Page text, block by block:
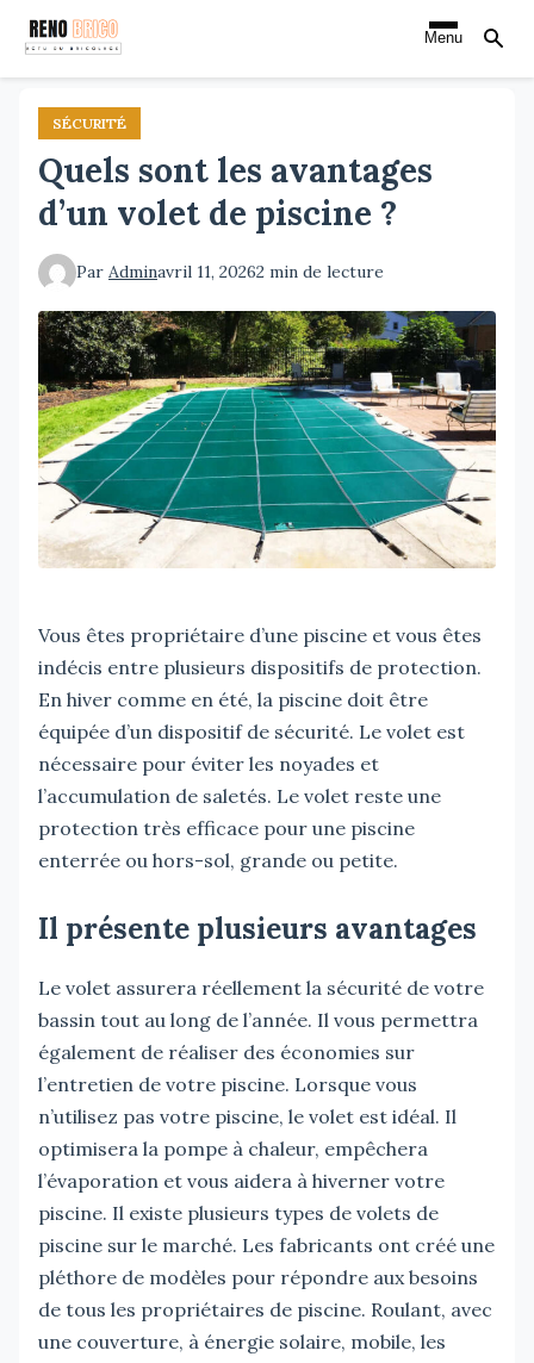
Aller
contenu
principal
Menu
SÉCURITÉ
Quels sont les avantages
d’un volet de piscine ?
Par Adminavril 11, 20262 min de lecture
Vous êtes propriétaire d’une piscine et vous êtes
indécis entre plusieurs dispositifs de protection.
En hiver comme en été, la piscine doit être
équipée d’un dispositif de sécurité. Le volet est
nécessaire pour éviter les noyades et
l’accumulation de saletés. Le volet reste une
protection très efficace pour une piscine
enterrée ou hors-sol, grande ou petite.
Il présente plusieurs avantages
Le volet assurera réellement la sécurité de votre
bassin tout au long de l’année. Il vous permettra
également de réaliser des économies sur
l’entretien de votre piscine. Lorsque vous
n’utilisez pas votre piscine, le volet est idéal. Il
optimisera la pompe à chaleur, empêchera
l’évaporation et vous aidera à hiverner votre
piscine. Il existe plusieurs types de volets de
piscine sur le marché. Les fabricants ont créé une
pléthore de modèles pour répondre aux besoins
de tous les propriétaires de piscine. Roulant, avec
une couverture, à énergie solaire, mobile, les